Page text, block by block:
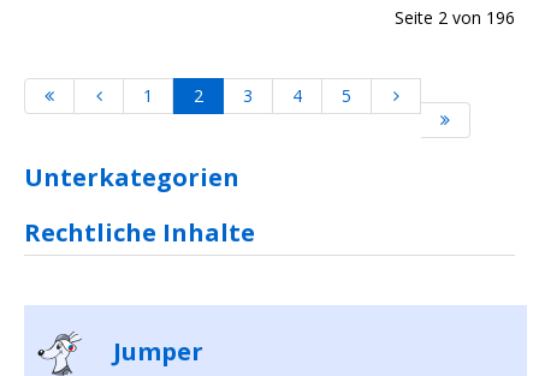
Seite 2 von 196
1 2 3 4 5
Unterkategorien
Rechtliche Inhalte
Jumper